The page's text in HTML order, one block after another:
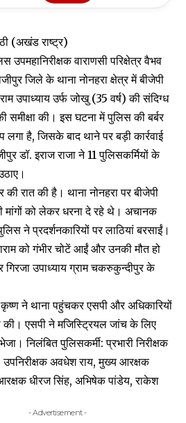
(अखंड राष्ट्र)
उपमहानिरीक्षक वाराणसी परिक्षेत्र वैभव
जिले के थाना नोनहरा क्षेत्र में बीजेपी
उपाध्याय उर्फ जोखु (35 वर्ष) की संदिग्ध
समीक्षा की। इस घटना में पुलिस की बर्बर
लगा है, जिसके बाद थाने पर बड़ी कार्रवाई
डॉ. इराज राजा ने 11 पुलिसकर्मियों के
रात की है। थाना नोनहरा पर बीजेपी
मांगों को लेकर धरना दे रहे थे। अचानक
ने प्रदर्शनकारियों पर लाठियां बरसाईं।
को गंभीर चोटें आईं और उनकी मौत हो
उपाध्याय ग्राम चकरुकुन्दीपुर के
ने थाना पहुंचकर एसपी और अधिकारियों
की। एसपी ने मजिस्ट्रियल जांच के लिए
निलंबित पुलिसकर्मी: प्रभारी निरीक्षक
उपनिरीक्षक अवधेश राय, मुख्य आरक्षक
धीरज सिंह, अभिषेक पांडेय, राकेश
- Advertisement -